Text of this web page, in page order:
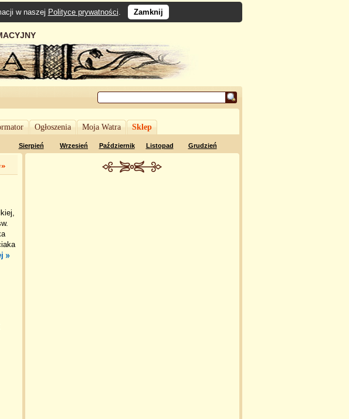
w naszej Polityce prywatności. Zamknij
Ogłoszenia Moja Watra Sklep
Sierpień Wrzesień Październik Listopad Grudzień